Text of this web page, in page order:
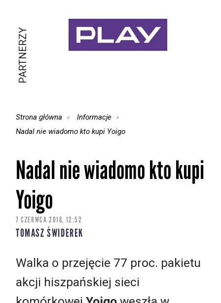
PARTNERZY
Strona główna
Informacje
Nadal nie wiadomo kto kupi Yoigo
Nadal nie wiadomo kto kupi
Yoigo
7 CZERWCA 2016, 12:52
TOMASZ ŚWIDEREK
Walka o przejęcie 77 proc. pakietu
akcji hiszpańskiej sieci